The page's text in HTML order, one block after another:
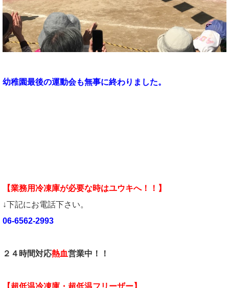
幼稚園最後の運動会も無事に終わりました。
【業務用冷凍庫が必要な時はユウキへ！！】
↓下記にお電話下さい。
06-6562-2993
２４時間対応熱血営業中！！
【超低温冷凍庫・超低温フリーザー】